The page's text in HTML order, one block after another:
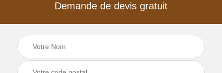
Demande de devis gratuit